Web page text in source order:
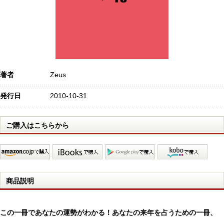
著者 Zeus
発行日 2010-10-31
ご購入はこちらから
商品説明
この一冊であなたの運勢がわかる！あなたの来年を占うための一冊、